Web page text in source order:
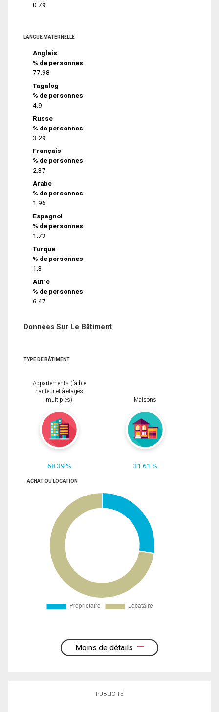
0.79
LANGUE MATERNELLE
Anglais
% de personnes
77.98
Tagalog
% de personnes
4.9
Russe
% de personnes
3.29
Français
% de personnes
2.37
Arabe
% de personnes
1.96
Espagnol
% de personnes
1.73
Turque
% de personnes
1.3
Autre
% de personnes
6.47
Données Sur Le Bâtiment
TYPE DE BÂTIMENT
Appartements (faible
hauteur et à étages
multiples)
68.39 %
Maisons
31.61 %
ACHAT OU LOCATION
Moins de détails
PUBLICITÉ